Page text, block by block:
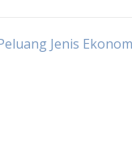
Jenis